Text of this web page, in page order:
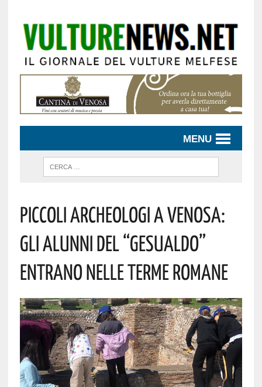
MENU
Piccoli Archeologi A Venosa:
Gli Alunni Del “Gesualdo”
Entrano Nelle Terme Romane